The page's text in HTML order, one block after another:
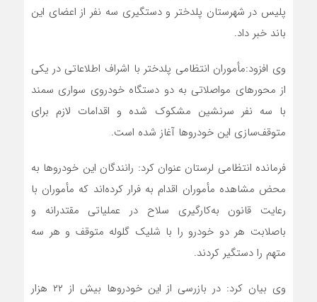
پلیس در شهرستان پلدختر و دستگیری سه نفر از اعضای این
باند خبر داد.
وی افزود:مأموران انتظامی پلدختر با اشراف اطلاعاتی در یکی
از محورهای مواصلاتی به دو دستگاه خودروی سواری سمند
با سه نفر سرنشین مشکوک شده و اقدامات لازم برای
متوقف‌سازی این خودروها آغاز شده است.
فرمانده انتظامی لرستان عنوان کرد: رانندگان این خودروها به
محض مشاهده مأموران اقدام به فرار کرده‌اند که مأموران با
رعایت قانون به‌کارگیری سلاح در عملیاتی مقتدرانه و
باصلابت هر دو خودرو را با شلیک گلوله متوقف و هر سه
متهم را دستگیر کردند.
وی بیان کرد: در بازرسی از این خودروها بیش از ۲۲ هزار